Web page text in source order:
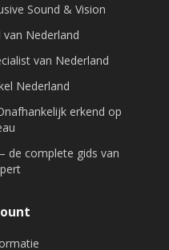
Sound & Vision
Nederland
van Nederland
Nederland
erkend op
de complete gids van